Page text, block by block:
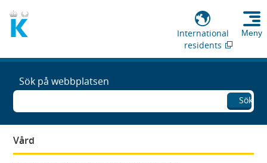
International
residents
Meny
Sök på webbplatsen
Sök
Vård